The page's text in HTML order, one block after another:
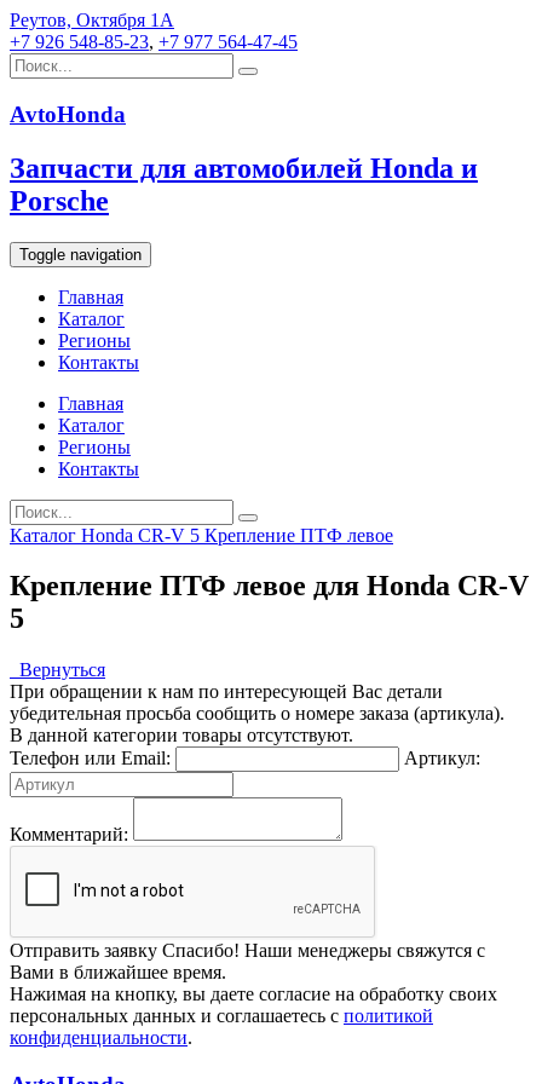
Реутов, Октября 1А
+7 926 548-85-23, +7 977 564-47-45
AvtoHonda
Запчасти для автомобилей Honda и
Porsche
Toggle navigation
Главная
Каталог
Регионы
Контакты
Главная
Каталог
Регионы
Контакты
Каталог Honda CR-V 5 Крепление ПТФ левое
Крепление ПТФ левое для Honda CR-V
5
Вернуться
При обращении к нам по интересующей Вас детали
убедительная просьба сообщить о номере заказа (артикула).
В данной категории товары отсутствуют.
Телефон или Email:
Артикул:
Комментарий:
Отправить заявку Спасибо! Наши менеджеры свяжутся с
Вами в ближайшее время.
Нажимая на кнопку, вы даете согласие на обработку своих
персональных данных и соглашаетесь с политикой
конфиденциальности.